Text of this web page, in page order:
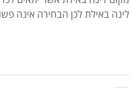
לינה באילת לכן הבחירה אינה